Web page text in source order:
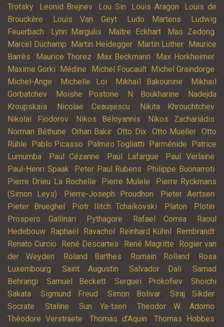
Trotsky, Leonid Brejnev, Lou Sin, Louis Aragon, Louis de
Brouckère, Louis Van Geyt, Ludo Martens,
Ludwig
Feuerbach, Lynn Margulis, Maître Eckhart, Mao Zedong,
Marcel Duchamp, Martin Heidegger, Martin Luther, Maurice
Barrès, Maurice Thorez, Max Beckmann, Max Horkheimer,
Maxime Gorki, Médine, Michel Foucault, Michel Graindorge,
Michel-Ange, Michelle Loi, Mikhaïl Bakounine,
Mikhaïl
Gorbatchev, Moishe Postone, N. Boukharine,
Nadejda
Kroupskaïa, Nicolae Ceaușescu, Nikita Khrouchtchev,
Nikolaï Fiodorov, Nikos Béloyannis, Níkos Zachariádis,
Norman Béthune, Orhan Bakir, Otto Dix, Otto Mueller, Otto
Rühle, Pablo Picasso, Palmiro Togliatti, Parménide, Patrice
Lumumba, Paul Cézanne, Paul Lafargue, Paul Verlaine,
Paul-Henri Spaak, Peter Paul Rubens, Philippe Buonarroti,
Pierre Drieu La Rochelle, Pierre Mulele,
Pierre Ryckmans
(Simon Leys), Pierre-Joseph Proudhon, Pieter Aertsen,
Pieter Brueghel , Piotr Ilitch Tchaïkovski, Platon, Plotin,
Prospero Gallinari, Pythagore, Rafael Correa,
Raoul
Hedebouw, Raphaël , Ravachol , Reinhard Kühnl , Rembrandt,
Renato Curcio, René Descartes, René Magritte, Rogier van
der Weyden, Roland Barthes, Romain Rolland ,
Rosa
Luxembourg, Saint Augustin,Salvador Dali,Samad
Behrangi,Samuel Beckett,Sergueï Prokofiev,Shoichi
Sakata, Sigmund Freud , Simon Bolivar, Siraj Sikder,
Socrate, Staline,Sun Ya-tsen, Theodor W. Adorno,
Théodore Verstraete, Thomas d’Aquin, Thomas Hobbes,